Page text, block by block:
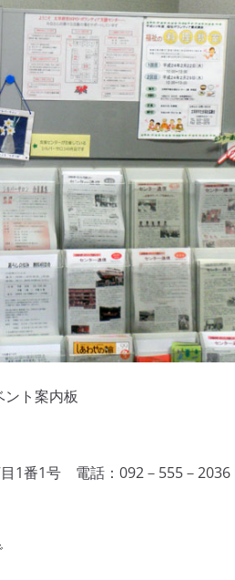
ト案内板
1番1号 電話：092－555－2036